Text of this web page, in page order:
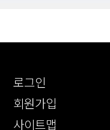
로그인
회원가입
사이트맵